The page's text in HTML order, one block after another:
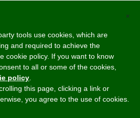
×
tools use cookies, which are
and required to achieve the
cookie policy. If you want to know
to all or some of the cookies,
policy
this page, clicking a link or
you agree to the use of cookies.